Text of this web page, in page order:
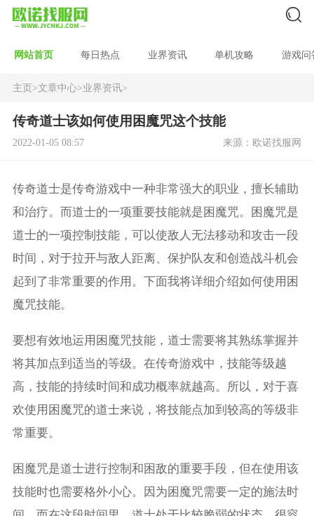
网站首页 每日热点 业界资讯 单机攻略 游戏问
主页>文章中心>业界资讯>
传奇道士该如何使用困魔咒这个技能
2022-01-05 08:57 来源：欧诺找服网
传奇道士是传奇游戏中一种非常强大的职业，擅长辅助
和治疗。而道士的一项重要技能就是困魔咒。困魔咒是
道士的一项控制技能，可以使敌人无法移动和攻击一段
时间，对于拉开与敌人距离、保护队友和创造战斗机会
起到了非常重要的作用。下面我将详细介绍如何使用困
魔咒技能。
要想有效地运用困魔咒技能，道士需要将其熟练掌握并
将其加点到适当的等级。在传奇游戏中，技能等级越
高，技能的持续时间和成功概率就越高。所以，对于喜
欢使用困魔咒的道士来说，将技能点加到较高的等级非
常重要。
困魔咒是道士进行控制和困敌的重要手段，但在使用该
技能时也需要格外小心。因为困魔咒需要一定的施法时